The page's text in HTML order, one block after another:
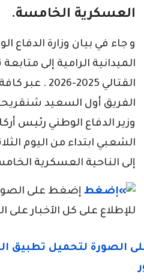
العسكرية الخامسة.
و جاء في بيان وزارة الدفاع
الميدانية الرامية إلى
القتالي 2025-
الفريق أول السعيد
وزير الدفاع الوطني رئيس
الشعبي ابتداء من اليوم
إلى الناحية العسكرية
إضغط على
للإطلاع على كل الآخبار على